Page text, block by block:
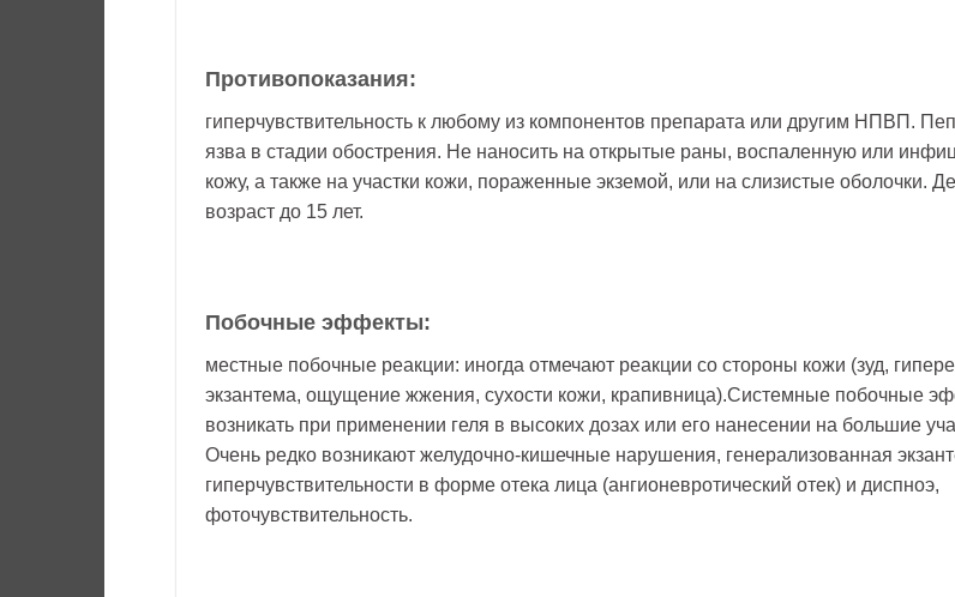
Противопоказания:
гиперчувствительность к любому из компонентов препарата или другим НПВП.
язва в стадии обострения. Не наносить на открытые раны, воспаленную или
кожу, а также на участки кожи, пораженные экземой, или на слизистые оболочки.
возраст до 15 лет.
Побочные эффекты:
местные побочные реакции: иногда отмечают реакции со стороны кожи (зуд,
экзантема, ощущение жжения, сухости кожи, крапивница).Системные побочные
возникать при применении геля в высоких дозах или его нанесении на большие
Очень редко возникают желудочно-кишечные нарушения, генерализованная
гиперчувствительности в форме отека лица (ангионевротический отек) и диспноэ,
фоточувствительность.